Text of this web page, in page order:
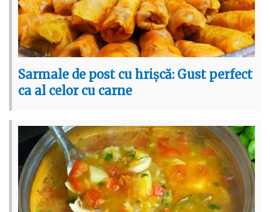
Sarmale de post cu hrișcă: Gust perfect
ca al celor cu carne